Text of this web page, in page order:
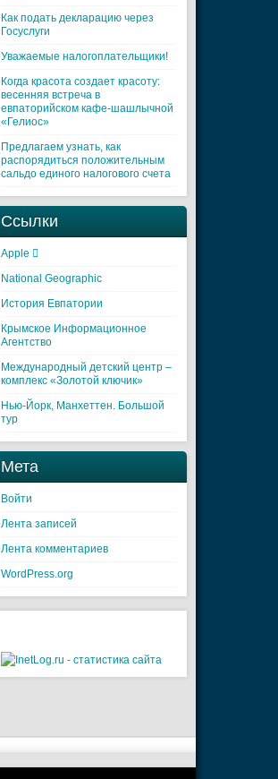
Как подать декларацию через
Госуслуги
Уважаемые налогоплательщики!
Когда красота создает красоту:
весенняя встреча в
евпаторийском кафе-шашлычной
«Гелиос»
Предлагаем узнать, как
распорядиться положительным
сальдо единого налогового счета
Ссылки
Apple 
National Geographic
История Евпатории
Крымское Информационное
Агентство
Международный детский центр –
комплекс «Золотой ключик»
Нью-Йорк, Манхеттен. Большой
тур
Мета
Войти
Лента записей
Лента комментариев
WordPress.org